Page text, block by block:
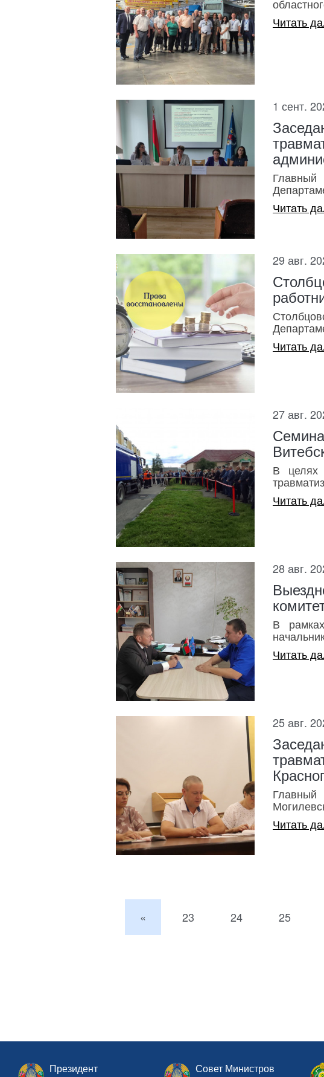
Читать
1 сент.
Читать
29 авг.
Читать
27 авг.
В целях
Читать
28 авг.
В
Читать
25 авг.
Читать
« 23 24 25
Президент
Совет Министров